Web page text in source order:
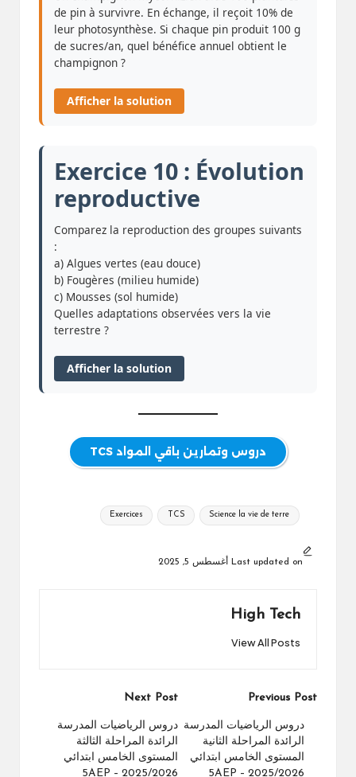
de pin à survivre. En échange, il reçoit 10% de
leur photosynthèse. Si chaque pin produit 100 g
de sucres/an, quel bénéfice annuel obtient le
champignon ?
Afficher la solution
Exercice 10 : Évolution
reproductive
Comparez la reproduction des groupes suivants
:
a) Algues vertes (eau douce)
b) Fougères (milieu humide)
c) Mousses (sol humide)
Quelles adaptations observées vers la vie
terrestre ?
Afficher la solution
دروس وتمارين باقي المواد TCS
Tags:
Exercices TCS Science la vie de terre
Last updated on أغسطس 5, 2025
High Tech
View All Posts
Post
navigation
Previous Post
دروس الرياضيات المدرسة
الرائدة المراحلة الثانية
المستوى الخامس ابتدائي
5AEP – 2025/2026
Next Post
دروس الرياضيات المدرسة
الرائدة المراحلة الثالثة
المستوى الخامس ابتدائي
5AEP – 2025/2026